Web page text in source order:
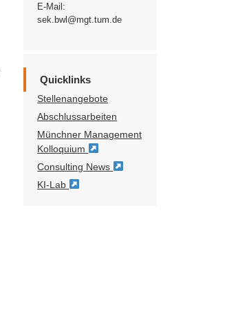
E-Mail:
sek.bwl@mgt.tum.de
Quicklinks
Stellenangebote
Abschlussarbeiten
Münchner Management
Kolloquium
Consulting News
KI-Lab